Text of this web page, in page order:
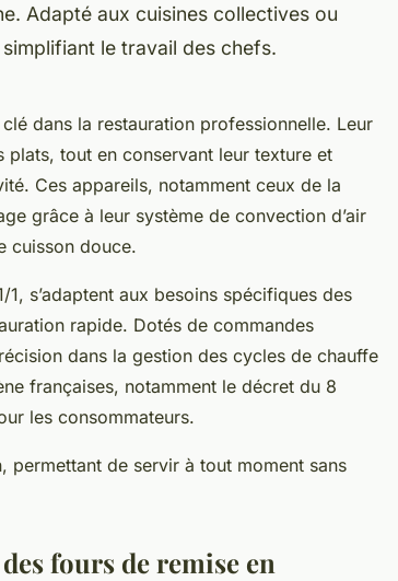
Adapté aux cuisines collectives ou
le travail des chefs.
dans la restauration professionnelle. Leur
tout en conservant leur texture et
Ces appareils, notamment ceux de la
grâce à leur système de convection d’air
cuisson douce.
s’adaptent aux besoins spécifiques des
rapide. Dotés de commandes
dans la gestion des cycles de chauffe
françaises, notamment le décret du 8
les consommateurs.
permettant de servir à tout moment sans
fours de remise en